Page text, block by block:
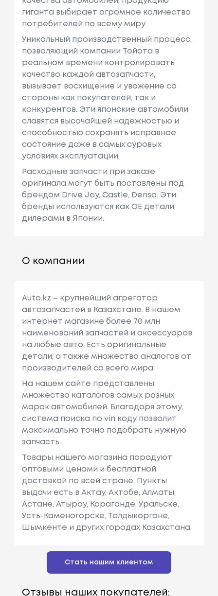
гиганта выбирает огромное количество
потребителей по всему миру.
Уникальный производственный процесс,
позволяющий компании Тойота в
реальном времени контролировать
качество каждой автозапчасти,
вызывает восхищение и уважение со
стороны как покупателей, так и
конкурентов. Эти японские автомобили
славятся высочайшей надежностью и
способностью сохранять исправное
состояние даже в самых суровых
условиях эксплуатации.
Расходные запчасти при заказе
оригинала могут быть поставлены под
брендом Drive Joy, Castle, Denso. Эти
бренды используются как ОЕ детали
дилерами в Японии.
О компании
Auto.kz – крупнейший агрегатор
автозапчастей в Казахстане. В нашем
интернет магазине более 70 млн
наименований запчастей и аксессуаров
на любые авто. Есть оригинальные
детали, а также множество аналогов от
производителей со всего мира.
На нашем сайте представлены
множество каталогов самых разных
марок автомобилей. Благодоря этому,
система поиска по vin коду позволит
максимально точно подобрать нужную
запчасть.
Товары нашего магазина порадуют
оптовыми ценами и бесплатной
доставкой по всей стране. Пункты
выдачи есть в Актау, Актобе, Алматы,
Астане, Атырау, Караганде, Уральске,
Усть-Каменогорске, Талдыкоргане,
Шымкенте и других городах Казахстана.
Стать нашим клиентом
Отзывы наших покупателей: